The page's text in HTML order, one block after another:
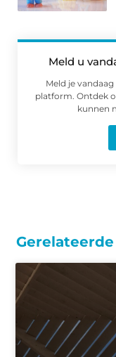
Meld u
Meld je
platform. Ontdek
kunnen